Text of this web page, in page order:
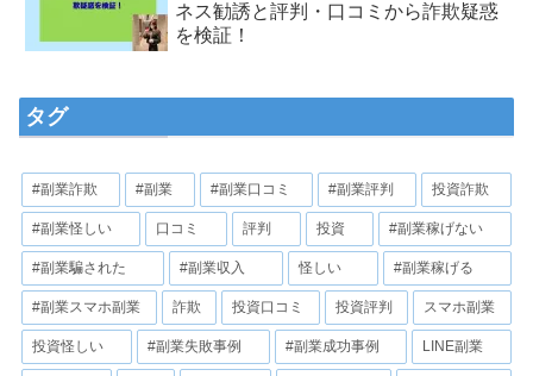
ネス勧誘と評判・口コミから詐欺疑惑
を検証！
タグ
#副業詐欺 #副業 #副業口コミ #副業評判 投資詐欺
#副業怪しい 口コミ 評判 投資 #副業稼げない
#副業騙された #副業収入 怪しい #副業稼げる
#副業スマホ副業 詐欺 投資口コミ 投資評判 スマホ副業
投資怪しい #副業失敗事例 #副業成功事例 LINE副業